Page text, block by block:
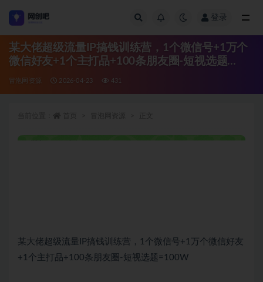
登录
某大佬超级流量IP搞钱训练营，1个微信号+1万个
微信好友+1个主打品+100条朋友圈-短视选题
=100W
冒泡网资源 2026-04-23 431
某大佬超级流量IP搞钱训练营，1个微信号+1万个微信好友
+1个主打品+100条朋友圈-短视选题=100W